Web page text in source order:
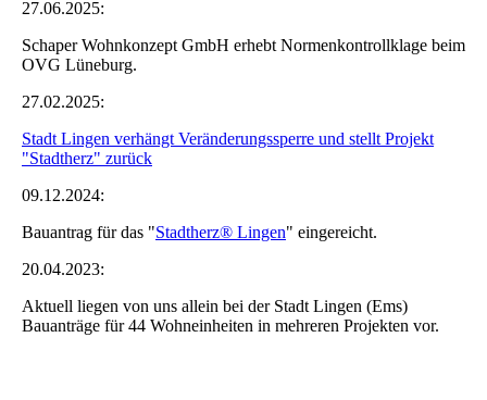
27.06.2025:
Schaper Wohnkonzept GmbH erhebt Normenkontrollklage beim
OVG Lüneburg.
27.02.2025:
Stadt Lingen verhängt Veränderungssperre und stellt Projekt
"Stadtherz" zurück
09.12.2024:
Bauantrag für das "Stadtherz® Lingen" eingereicht.
20.04.2023:
Aktuell liegen von uns allein bei der Stadt Lingen (Ems)
Bauanträge für 44 Wohneinheiten in mehreren Projekten vor.